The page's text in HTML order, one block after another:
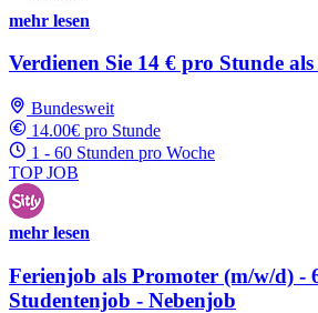
mehr lesen
Verdienen Sie 14 € pro Stunde
Bundesweit
14.00€ pro Stunde
1 - 60 Stunden pro Woche
TOP JOB
mehr lesen
Ferienjob als Promoter (m/w/d) -
Studentenjob - Nebenjob